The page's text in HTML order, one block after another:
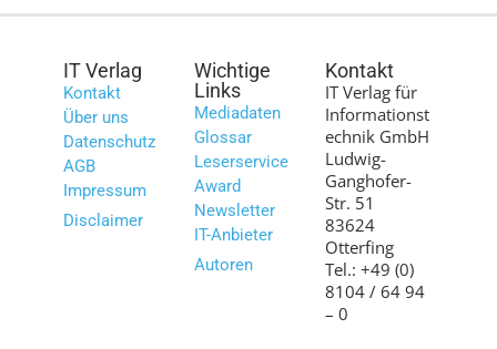
IT Verlag
Kontakt
Über uns
Datenschutz
AGB
Impressum
Disclaimer
Wichtige
Links
Mediadaten
Glossar
Leserservice
Award
Newsletter
IT-Anbieter
Autoren
Kontakt
IT Verlag für
Informationst
echnik GmbH
Ludwig-
Ganghofer-
Str. 51
83624
Otterfing
Tel.: +49 (0)
8104 / 64 94
– 0